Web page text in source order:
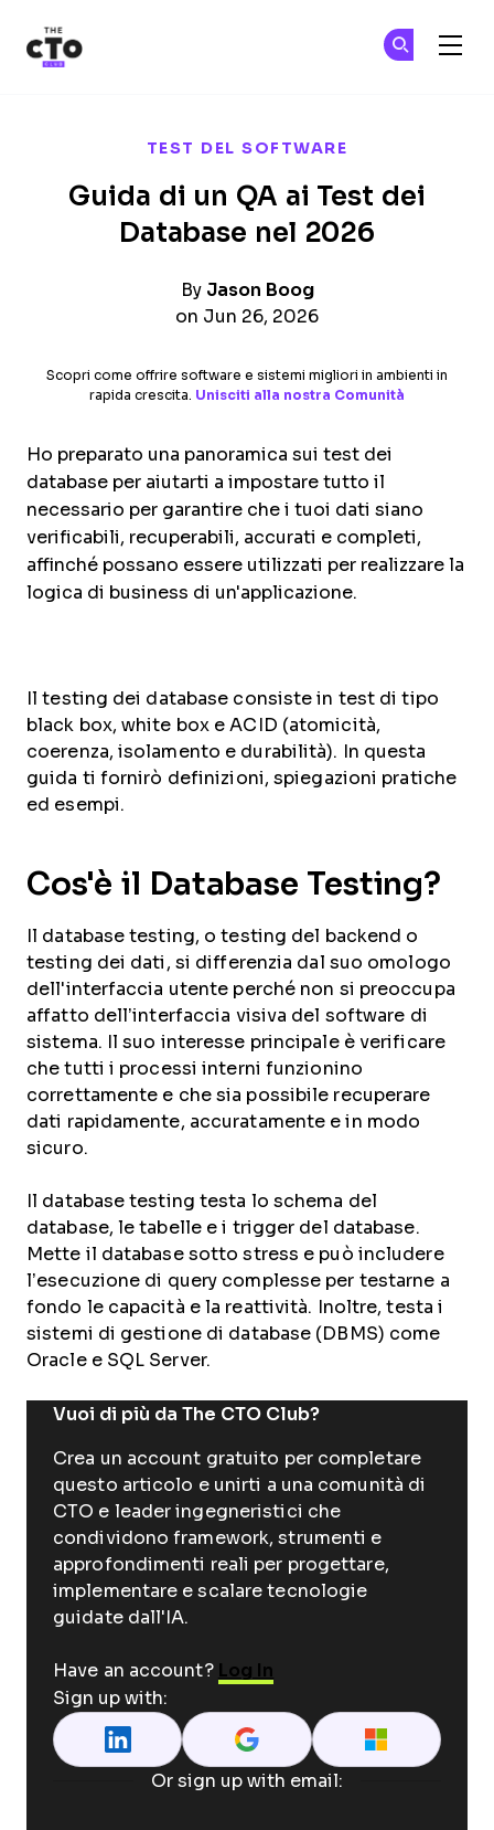
TEST DEL SOFTWARE
Guida di un QA ai Test dei
Database nel 2026
By Jason Boog
on Jun 26, 2026
Scopri come offrire software e sistemi migliori in ambienti in
rapida crescita. Unisciti alla nostra Comunità
Ho preparato una panoramica sui test dei
database per aiutarti a impostare tutto il
necessario per garantire che i tuoi dati siano
verificabili, recuperabili, accurati e completi,
affinché possano essere utilizzati per realizzare la
logica di business di un'applicazione.
Il testing dei database consiste in test di tipo
black box, white box e ACID (atomicità,
coerenza, isolamento e durabilità). In questa
guida ti fornirò definizioni, spiegazioni pratiche
ed esempi.
Cos'è il Database Testing?
Il database testing, o testing del backend o
testing dei dati, si differenzia dal suo omologo
dell'interfaccia utente perché non si preoccupa
affatto dell’interfaccia visiva del software di
sistema. Il suo interesse principale è verificare
che tutti i processi interni funzionino
correttamente e che sia possibile recuperare
dati rapidamente, accuratamente e in modo
sicuro.
Il database testing testa lo schema del
database, le tabelle e i trigger del database.
Mette il database sotto stress e può includere
l’esecuzione di query complesse per testarne a
fondo le capacità e la reattività. Inoltre, testa i
sistemi di gestione di database (DBMS) come
Oracle e SQL Server.
Vuoi di più da The CTO Club?
Crea un account gratuito per completare
questo articolo e unirti a una comunità di
CTO e leader ingegneristici che
condividono framework, strumenti e
approfondimenti reali per progettare,
implementare e scalare tecnologie
guidate dall'IA.
Have an account? Log In
Sign up with:
Or sign up with email: